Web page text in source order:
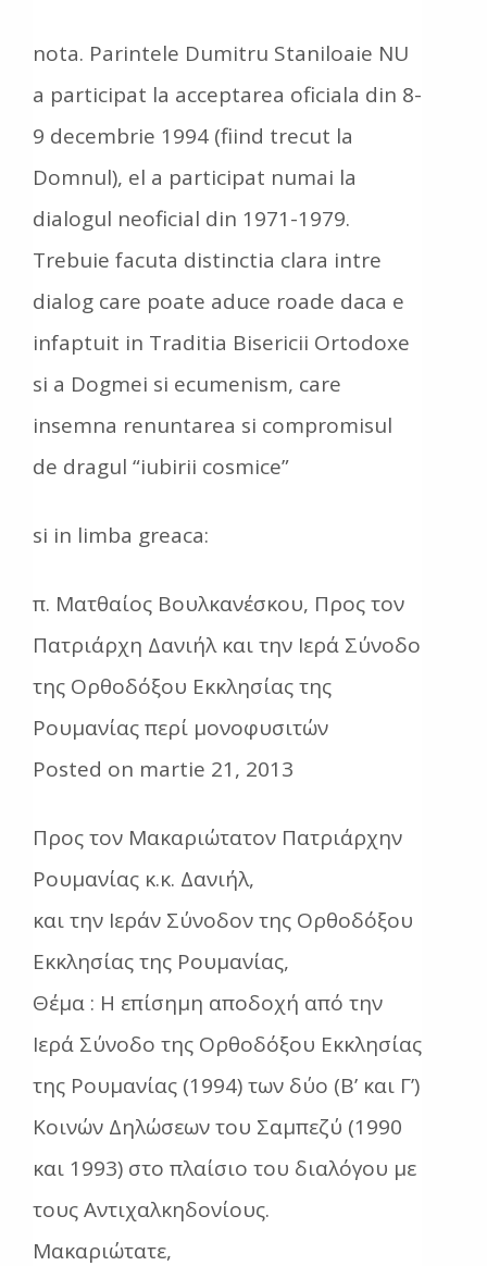
nota. Parintele Dumitru Staniloaie NU
a participat la acceptarea oficiala din 8-
9 decembrie 1994 (fiind trecut la
Domnul), el a participat numai la
dialogul neoficial din 1971-1979.
Trebuie facuta distinctia clara intre
dialog care poate aduce roade daca e
infaptuit in Traditia Bisericii Ortodoxe
si a Dogmei si ecumenism, care
insemna renuntarea si compromisul
de dragul “iubirii cosmice”
si in limba greaca:
π. Ματθαίος Βουλκανέσκου, Προς τον
Πατριάρχη Δανιήλ και την Ιερά Σύνοδο
της Ορθοδόξου Εκκλησίας της
Ρουμανίας περί μονοφυσιτών
Posted on martie 21, 2013
Προς τον Μακαριώτατον Πατριάρχην
Ρουμανίας κ.κ. Δανιήλ,
και την Ιεράν Σύνοδον της Ορθοδόξου
Εκκλησίας της Ρουμανίας,
Θέμα : H επίσημη αποδοχή από την
Ιερά Σύνοδο της Ορθοδόξου Εκκλησίας
της Ρουμανίας (1994) των δύο (Β’ και Γ’)
Κοινών Δηλώσεων του Σαμπεζύ (1990
και 1993) στο πλαίσιο του διαλόγου με
τους Αντιχαλκηδονίους.
Μακαριώτατε,